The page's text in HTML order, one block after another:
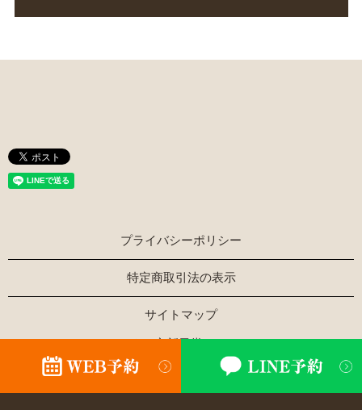
プライバシーポリシー
特定商取引法の表示
サイトマップ
Copyright © ほぐし家新風堂 All Rights Reserved.
【掲載の記事・写真・イラストなどの無断複写・転載を禁じ